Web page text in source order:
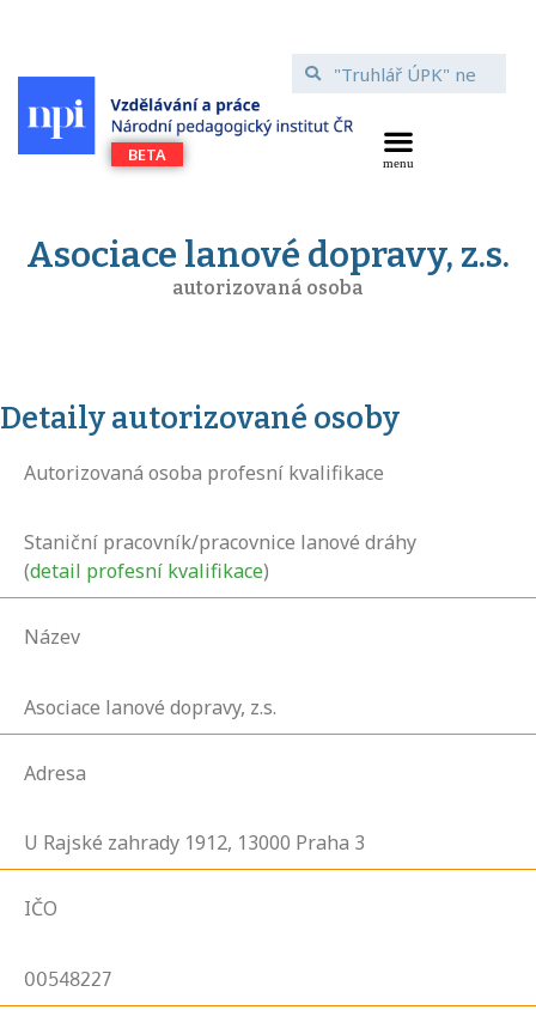
Asociace lanové dopravy, z.s.
autorizovaná osoba
Detaily autorizované osoby
Autorizovaná osoba profesní kvalifikace
Staniční pracovník/pracovnice lanové dráhy
(detail profesní kvalifikace)
Název
Asociace lanové dopravy, z.s.
Adresa
U Rajské zahrady 1912, 13000 Praha 3
IČO
00548227